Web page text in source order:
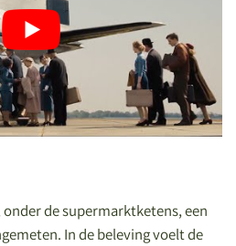
de supermarktketens, een
In de beleving voelt de